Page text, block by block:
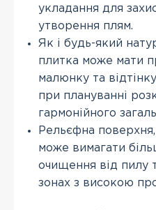
укладання для
утворення плям.
Як і будь-який
плитка може мати
малюнку та
при плануванні
гармонійного
Рельєфна
може вимагати
очищення від пилу
зонах з високою